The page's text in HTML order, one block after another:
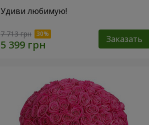
Удиви любимую!
7 713 грн Заказать